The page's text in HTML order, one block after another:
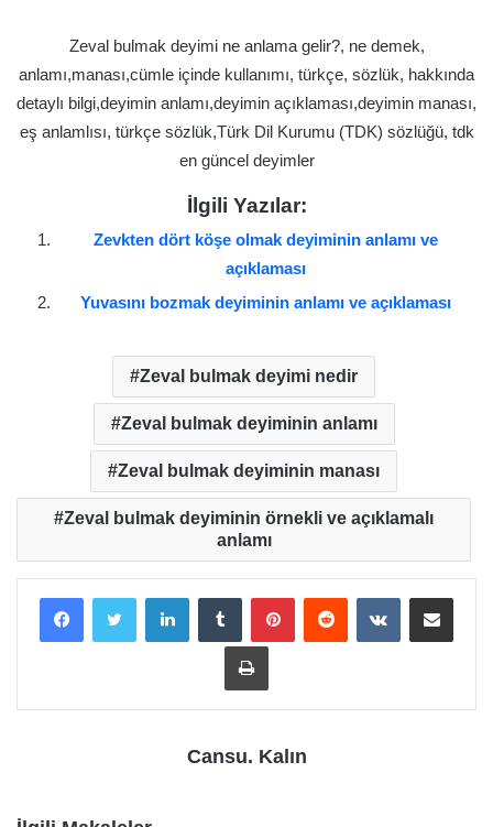
Zeval bulmak deyimi ne anlama gelir?, ne demek,
anlamı,manası,cümle içinde kullanımı, türkçe, sözlük, hakkında
detaylı bilgi,deyimin anlamı,deyimin açıklaması,deyimin manası,
eş anlamlısı, türkçe sözlük,Türk Dil Kurumu (TDK) sözlüğü, tdk
en güncel deyimler
İlgili Yazılar:
Zevkten dört köşe olmak deyiminin anlamı ve
açıklaması
Yuvasını bozmak deyiminin anlamı ve açıklaması
Zeval bulmak deyimi nedir
Zeval bulmak deyiminin anlamı
Zeval bulmak deyiminin manası
Zeval bulmak deyiminin örnekli ve açıklamalı
anlamı
LinkedInTumblr PinterestReddit VKontakteE-Posta ile paylaş
Yazdır
Cansu. Kalın